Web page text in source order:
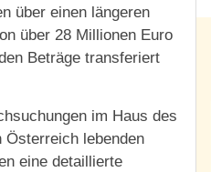
über einen längeren
über 28 Millionen Euro
Beträge transferiert
im Haus des
Österreich lebenden
eine detaillierte